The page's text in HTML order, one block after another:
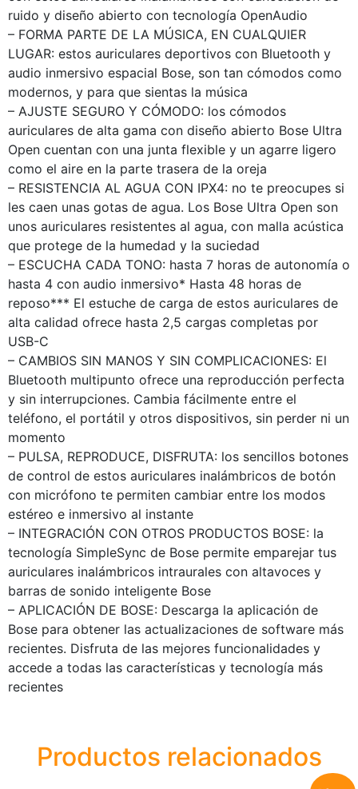
ruido y diseño abierto con tecnología OpenAudio
– FORMA PARTE DE LA MÚSICA, EN CUALQUIER
LUGAR: estos auriculares deportivos con Bluetooth y
audio inmersivo espacial Bose, son tan cómodos como
modernos, y para que sientas la música
– AJUSTE SEGURO Y CÓMODO: los cómodos
auriculares de alta gama con diseño abierto Bose Ultra
Open cuentan con una junta flexible y un agarre ligero
como el aire en la parte trasera de la oreja
– RESISTENCIA AL AGUA CON IPX4: no te preocupes si
les caen unas gotas de agua. Los Bose Ultra Open son
unos auriculares resistentes al agua, con malla acústica
que protege de la humedad y la suciedad
– ESCUCHA CADA TONO: hasta 7 horas de autonomía o
hasta 4 con audio inmersivo* Hasta 48 horas de
reposo*** El estuche de carga de estos auriculares de
alta calidad ofrece hasta 2,5 cargas completas por
USB-C
– CAMBIOS SIN MANOS Y SIN COMPLICACIONES: El
Bluetooth multipunto ofrece una reproducción perfecta
y sin interrupciones. Cambia fácilmente entre el
teléfono, el portátil y otros dispositivos, sin perder ni un
momento
– PULSA, REPRODUCE, DISFRUTA: los sencillos botones
de control de estos auriculares inalámbricos de botón
con micrófono te permiten cambiar entre los modos
estéreo e inmersivo al instante
– INTEGRACIÓN CON OTROS PRODUCTOS BOSE: la
tecnología SimpleSync de Bose permite emparejar tus
auriculares inalámbricos intraurales con altavoces y
barras de sonido inteligente Bose
– APLICACIÓN DE BOSE: Descarga la aplicación de
Bose para obtener las actualizaciones de software más
recientes. Disfruta de las mejores funcionalidades y
accede a todas las características y tecnología más
recientes
Productos relacionados